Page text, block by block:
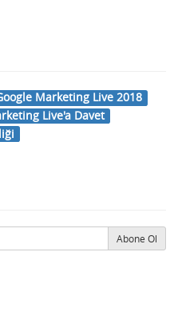
Marketing Live 2018
Live'a Davet
Abone Ol